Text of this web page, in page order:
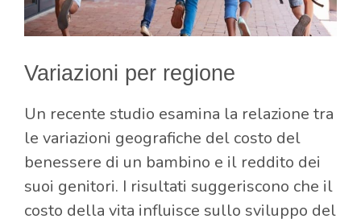
Variazioni per regione
Un recente studio esamina la relazione tra
le variazioni geografiche del costo del
benessere di un bambino e il reddito dei
suoi genitori. I risultati suggeriscono che il
costo della vita influisce sullo sviluppo del